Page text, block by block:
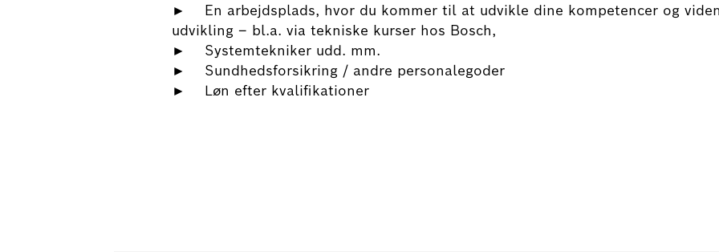
► En arbejdsplads, hvor du kommer til at udvikle dine kompetencer og
udvikling – bl.a. via tekniske kurser hos Bosch,
► Systemtekniker udd. mm.
► Sundhedsforsikring / andre personalegoder
► Løn efter kvalifikationer